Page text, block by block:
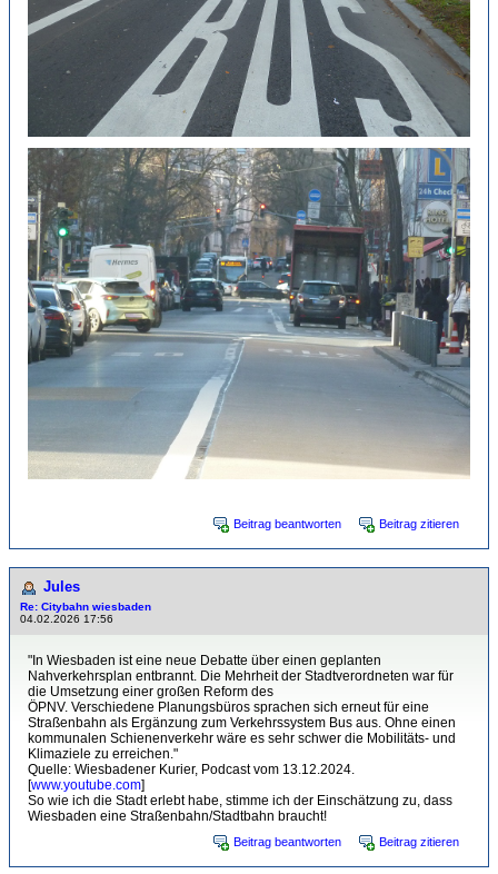
Beitrag beantworten Beitrag zitieren
Jules
Re: Citybahn wiesbaden
04.02.2026 17:56
"In Wiesbaden ist eine neue Debatte über einen geplanten
Nahverkehrsplan entbrannt. Die Mehrheit der Stadtverordneten war für
die Umsetzung einer großen Reform des
ÖPNV. Verschiedene Planungsbüros sprachen sich erneut für eine
Straßenbahn als Ergänzung zum Verkehrssystem Bus aus. Ohne einen
kommunalen Schienenverkehr wäre es sehr schwer die Mobilitäts- und
Klimaziele zu erreichen."
Quelle: Wiesbadener Kurier, Podcast vom 13.12.2024.
[www.youtube.com]
So wie ich die Stadt erlebt habe, stimme ich der Einschätzung zu, dass
Wiesbaden eine Straßenbahn/Stadtbahn braucht!
Beitrag beantworten Beitrag zitieren